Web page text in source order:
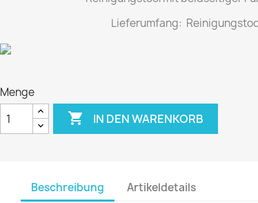
Lieferumfang:
Menge
 IN DEN WARENKORB
Beschreibung Artikeldetails